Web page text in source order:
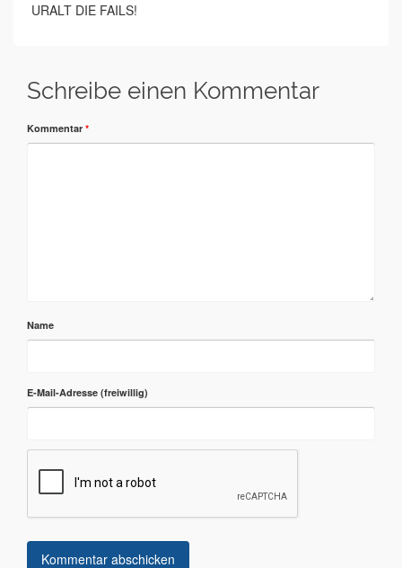
URALT DIE FAILS!
Schreibe einen Kommentar
Kommentar *
Name
E-Mail-Adresse